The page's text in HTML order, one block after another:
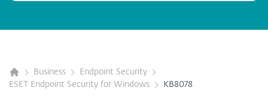
Business
Endpoint Security
ESET Endpoint Security for Windows
KB8078